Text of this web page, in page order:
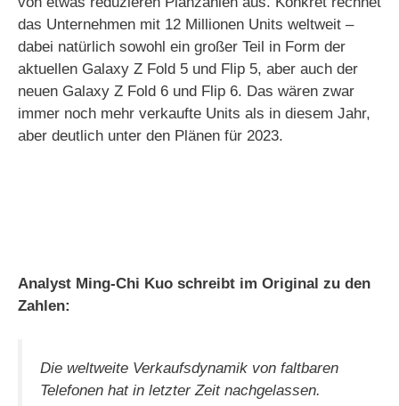
das Unternehmen mit 12 Millionen Units weltweit –
dabei natürlich sowohl ein großer Teil in Form der
aktuellen Galaxy Z Fold 5 und Flip 5, aber auch der
neuen Galaxy Z Fold 6 und Flip 6. Das wären zwar
immer noch mehr verkaufte Units als in diesem Jahr,
aber deutlich unter den Plänen für 2023.
Analyst Ming-Chi Kuo schreibt im Original zu den
Zahlen:
Die weltweite Verkaufsdynamik von faltbaren
Telefonen hat in letzter Zeit nachgelassen.